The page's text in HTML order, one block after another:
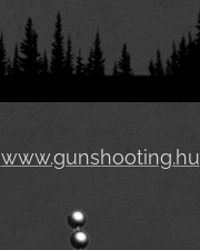
www.gunshooting.hu